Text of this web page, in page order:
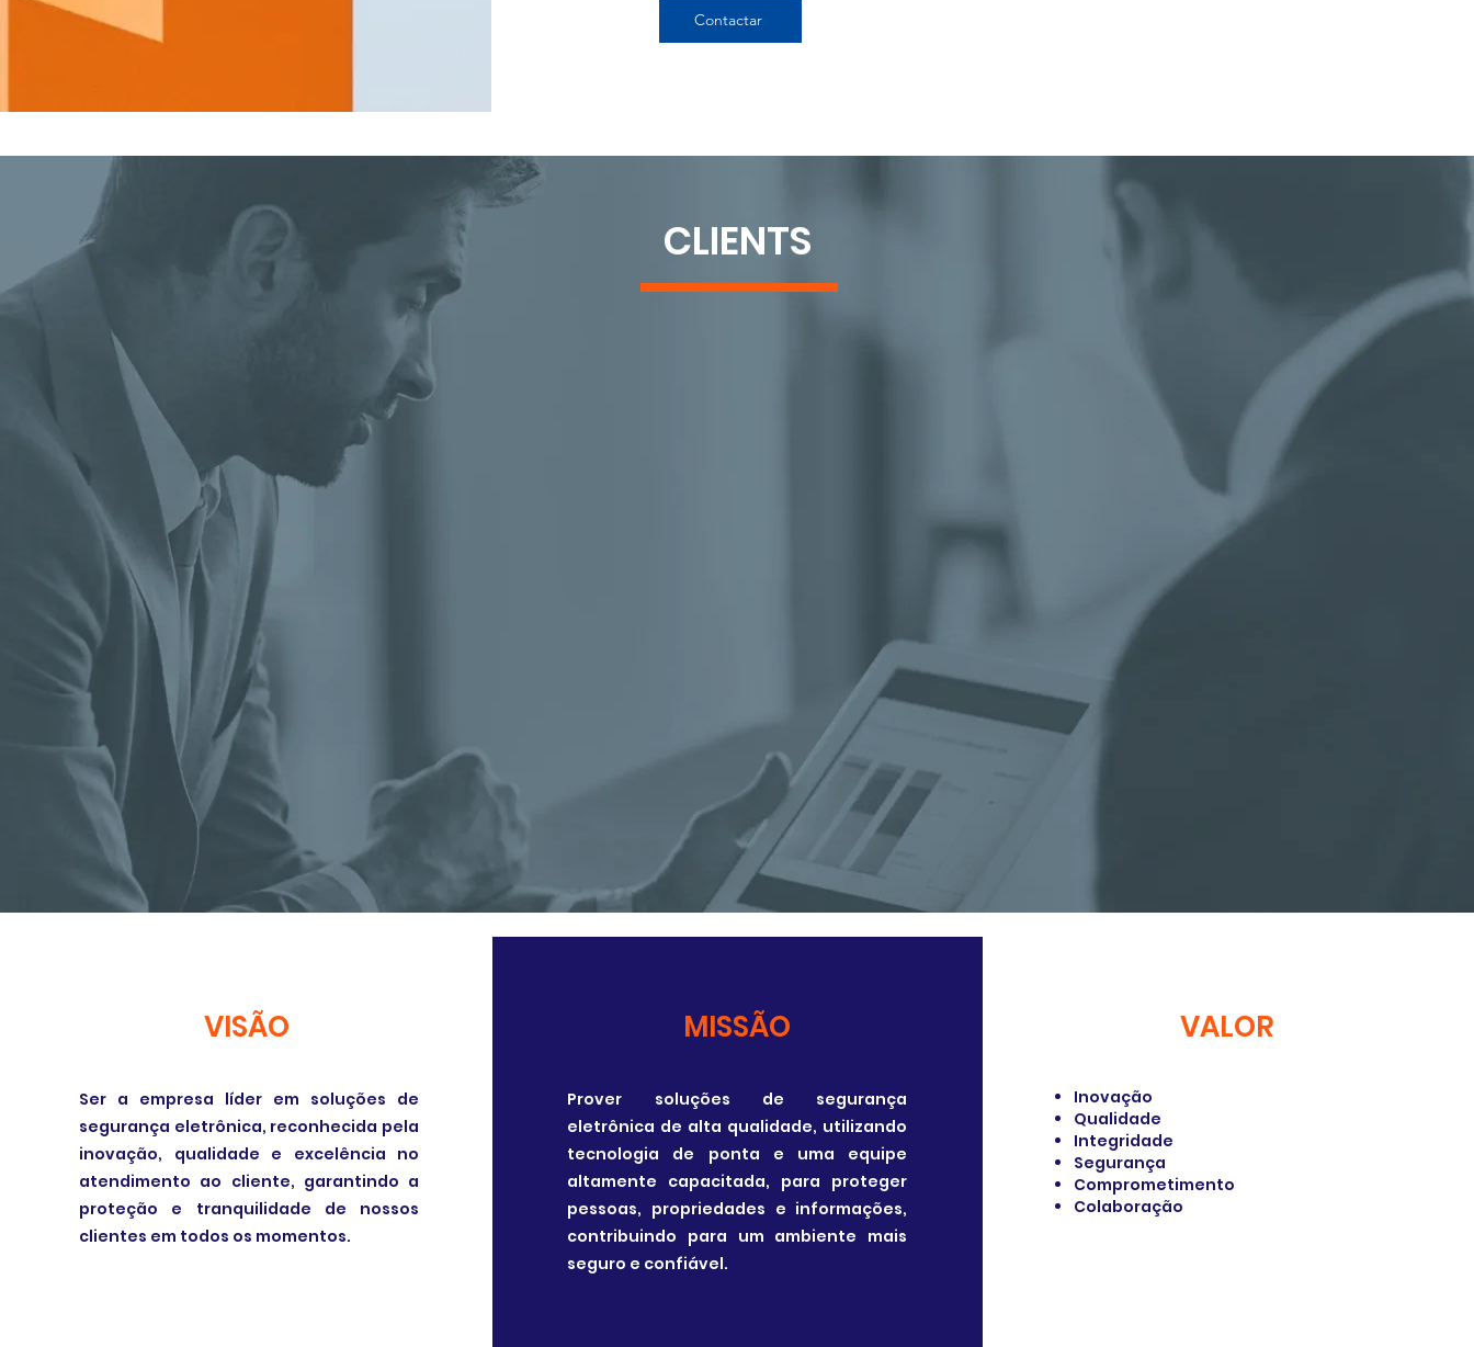
Contactar
CLIENTS
VISÃO
Ser a empresa líder em soluções de
segurança eletrônica, reconhecida pela
inovação, qualidade e excelência no
atendimento ao cliente, garantindo a
proteção e tranquilidade de nossos
clientes em todos os momentos.
MISSÃO
Prover soluções de segurança
eletrônica de alta qualidade, utilizando
tecnologia de ponta e uma equipe
altamente capacitada, para proteger
pessoas, propriedades e informações,
contribuindo para um ambiente mais
seguro e confiável.
VALOR
Inovação
Qualidade
Integridade
Segurança
Comprometimento
Colaboração